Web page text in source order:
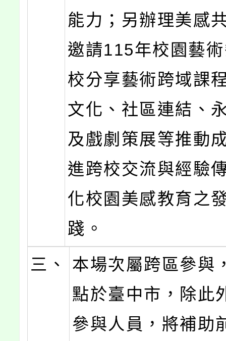
能力；另辦理美感
邀請115年校園藝
校分享藝術跨域課
文化、社區連結、
及戲劇策展等推動
進跨校交流與經驗
化校園美感教育之
踐。
三、
本場次屬跨區參與
點於臺中市，除此
參與人員，將補助